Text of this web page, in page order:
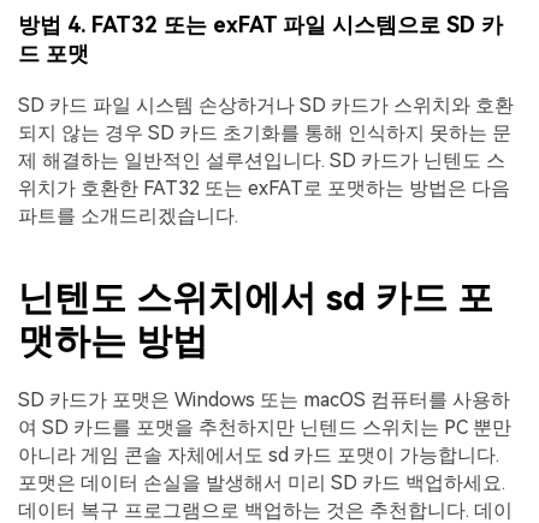
방법 4. FAT32 또는 exFAT 파일 시스템으로 SD 카
드 포맷
SD 카드 파일 시스템 손상하거나 SD 카드가 스위치와 호환
되지 않는 경우 SD 카드 초기화를 통해 인식하지 못하는 문
제 해결하는 일반적인 설루션입니다. SD 카드가 닌텐도 스
위치가 호환한 FAT32 또는 exFAT로 포맷하는 방법은 다음
파트를 소개드리겠습니다.
닌텐도 스위치에서 sd 카드 포
맷하는 방법
SD 카드가 포맷은 Windows 또는 macOS 컴퓨터를 사용하
여 SD 카드를 포맷을 추천하지만 닌텐드 스위치는 PC 뿐만
아니라 게임 콘솔 자체에서도 sd 카드 포맷이 가능합니다.
포맷은 데이터 손실을 발생해서 미리 SD 카드 백업하세요.
데이터 복구 프로그램으로 백업하는 것은 추천합니다. 데이